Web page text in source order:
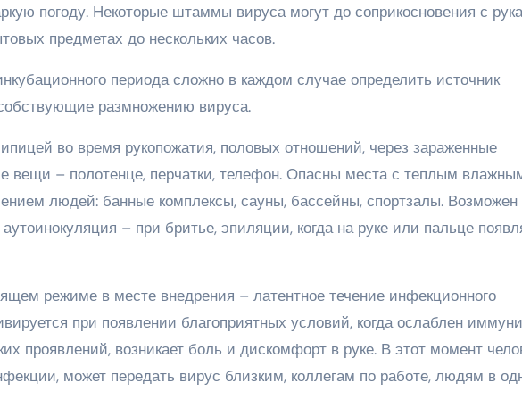
погоду. Некоторые штаммы вируса могут до соприкосновения с
предметах до нескольких часов.
периода сложно в каждом случае определить источник
размножению вируса.
во время рукопожатия, половых отношений, через зараженные
вещи – полотенце, перчатки, телефон. Опасны места с теплым
людей: банные комплексы, сауны, бассейны, спортзалы. Возможен
– при бритье, эпиляции, когда на руке или пальце
режиме в месте внедрения – латентное течение инфекционного
при появлении благоприятных условий, когда ослаблен
проявлений, возникает боль и дискомфорт в руке. В этот момент
может передать вирус близким, коллегам по работе, людям в